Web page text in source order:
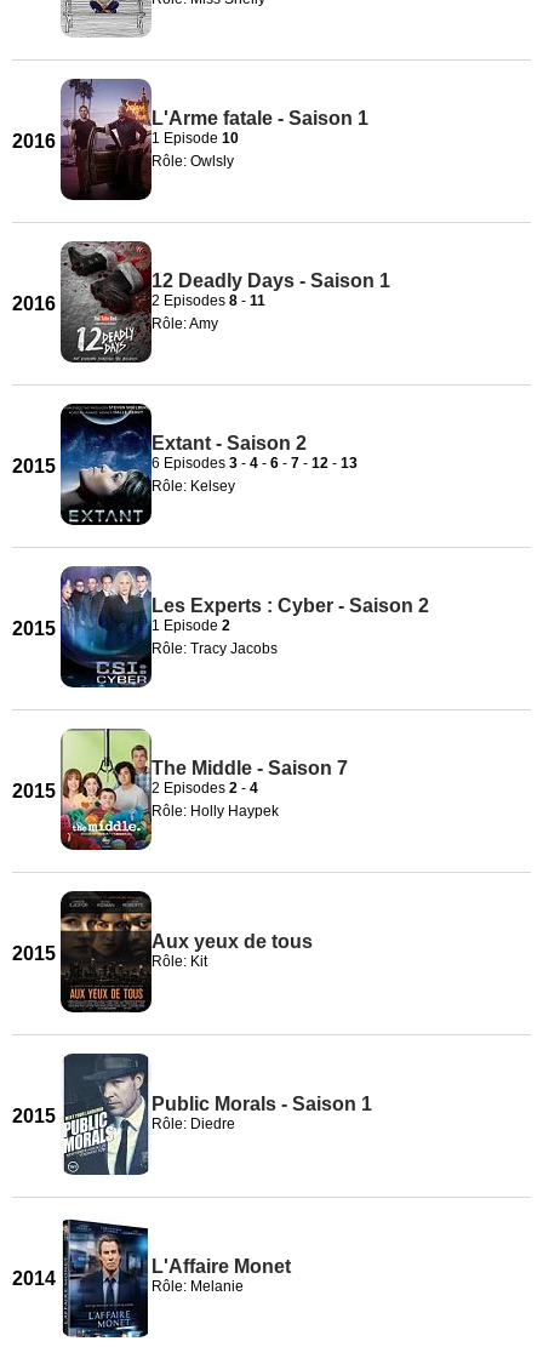
2016
L'Arme fatale - Saison 1
1 Episode 10
Rôle: Owlsly
2016
12 Deadly Days - Saison 1
2 Episodes 8 - 11
Rôle: Amy
2015
Extant - Saison 2
6 Episodes 3 - 4 - 6 - 7 - 12 - 13
Rôle: Kelsey
2015
Les Experts : Cyber - Saison 2
1 Episode 2
Rôle: Tracy Jacobs
2015
The Middle - Saison 7
2 Episodes 2 - 4
Rôle: Holly Haypek
2015
Aux yeux de tous
Rôle: Kit
2015
Public Morals - Saison 1
Rôle: Diedre
2014
L'Affaire Monet
Rôle: Melanie